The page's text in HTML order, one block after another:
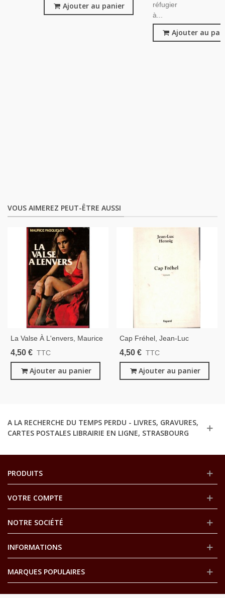
Ajouter au panier
réfugier
à...
Ajouter au
VOUS AIMEREZ PEUT-ÊTRE AUSSI
La Valse À L'envers, Maurice
Pasquelot, 1979 -
1930,
4,50 € TTC
Ajouter au panier
Cap Fréhel, Jean-Luc
Hennig, 2005 - Roman,
4,50 € TTC
Ajouter au panier
A LA RECHERCHE DU TEMPS PERDU - LIVRES, GRAVURES,
CARTES POSTALES LIBRAIRIE EN LIGNE, STRASBOURG
PRODUITS
VOTRE COMPTE
NOTRE SOCIÉTÉ
INFORMATIONS
MARQUES POPULAIRES